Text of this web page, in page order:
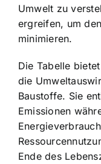
Umwelt zu
ergreifen, um
minimieren.
Die Tabelle
die
Baustoffe. Sie
Emissionen
Ende des